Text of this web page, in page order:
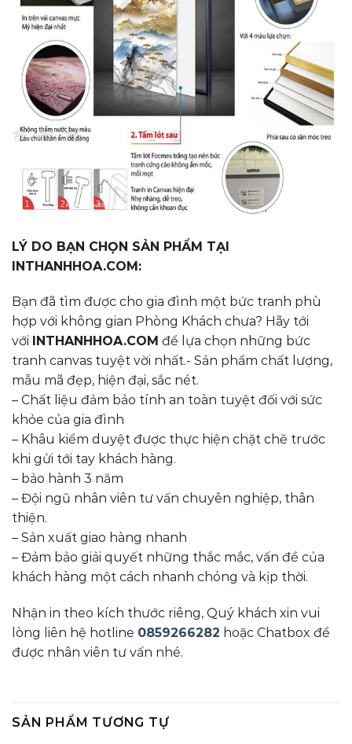
LÝ DO BẠN CHỌN SẢN PHẨM TẠI
INTHANHHOA.COM:
Bạn đã tìm được cho gia đình một bức tranh phù
hợp với không gian Phòng Khách chưa? Hãy tới
với
INTHANHHOA.COM để lựa chọn những bức
tranh canvas tuyệt vời nhất.- Sản phẩm chất lượng,
mẫu mã đẹp, hiện đại, sắc nét.
– Chất liệu đảm bảo tính an toàn tuyệt đối với sức
khỏe của gia đình
– Khâu kiểm duyệt được thực hiện chặt chẽ trước
khi gửi tới tay khách hàng.
– bảo hành 3 năm
– Đội ngũ nhân viên tư vấn chuyên nghiệp, thân
thiện.
– Sản xuất giao hàng nhanh
– Đảm bảo giải quyết những thắc mắc, vấn đề của
khách hàng một cách nhanh chóng và kịp thời.
Nhận in theo kích thước riêng, Quý khách xin vui
lòng liên hệ hotline 0859266282 hoặc Chatbox để
được nhân viên tư vấn nhé.
SẢN PHẨM TƯƠNG TỰ